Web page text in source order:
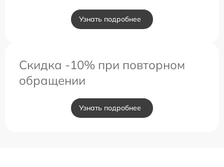
Узнать подробнее
Скидка -10% при повторном
обращении
Узнать подробнее